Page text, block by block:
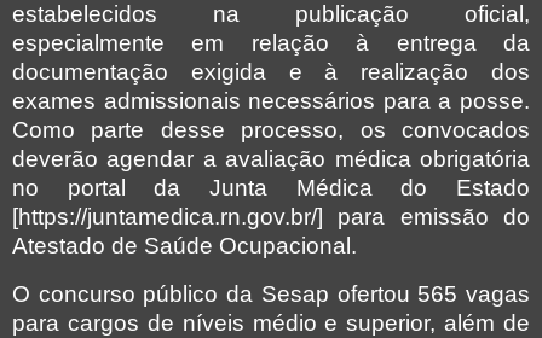
estabelecidos na publicação oficial,
especialmente em relação à entrega da
documentação exigida e à realização dos
exames admissionais necessários para a posse.
Como parte desse processo, os convocados
deverão agendar a avaliação médica obrigatória
no portal da Junta Médica do Estado
[https://juntamedica.rn.gov.br/] para emissão do
Atestado de Saúde Ocupacional.
O concurso público da Sesap ofertou 565 vagas
para cargos de níveis médio e superior, além de